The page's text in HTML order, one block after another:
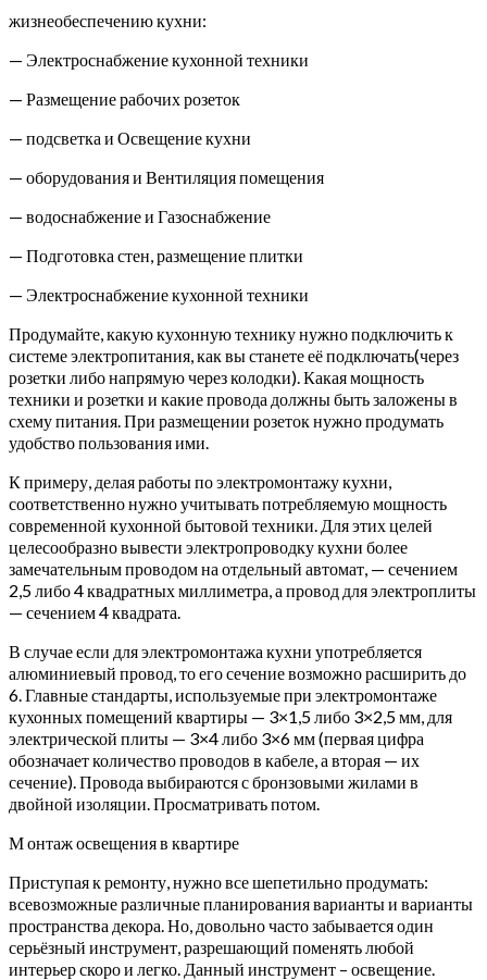
жизнеобеспечению кухни:
— Электроснабжение кухонной техники
— Размещение рабочих розеток
— подсветка и Освещение кухни
— оборудования и Вентиляция помещения
— водоснабжение и Газоснабжение
— Подготовка стен, размещение плитки
— Электроснабжение кухонной техники
Продумайте, какую кухонную технику нужно подключить к
системе электропитания, как вы станете её подключать(через
розетки либо напрямую через колодки). Какая мощность
техники и розетки и какие провода должны быть заложены в
схему питания. При размещении розеток нужно продумать
удобство пользования ими.
К примеру, делая работы по электромонтажу кухни,
соответственно нужно учитывать потребляемую мощность
современной кухонной бытовой техники. Для этих целей
целесообразно вывести электропроводку кухни более
замечательным проводом на отдельный автомат, — сечением
2,5 либо 4 квадратных миллиметра, а провод для электроплиты
— сечением 4 квадрата.
В случае если для электромонтажа кухни употребляется
алюминиевый провод, то его сечение возможно расширить до
6. Главные стандарты, используемые при электромонтаже
кухонных помещений квартиры — 3×1,5 либо 3×2,5 мм, для
электрической плиты — 3×4 либо 3×6 мм (первая цифра
обозначает количество проводов в кабеле, а вторая — их
сечение). Провода выбираются с бронзовыми жилами в
двойной изоляции. Просматривать потом.
М онтаж освещения в квартире
Приступая к ремонту, нужно все шепетильно продумать:
всевозможные различные планирования варианты и варианты
пространства декора. Но, довольно часто забывается один
серьёзный инструмент, разрешающий поменять любой
интерьер скоро и легко. Данный инструмент – освещение.